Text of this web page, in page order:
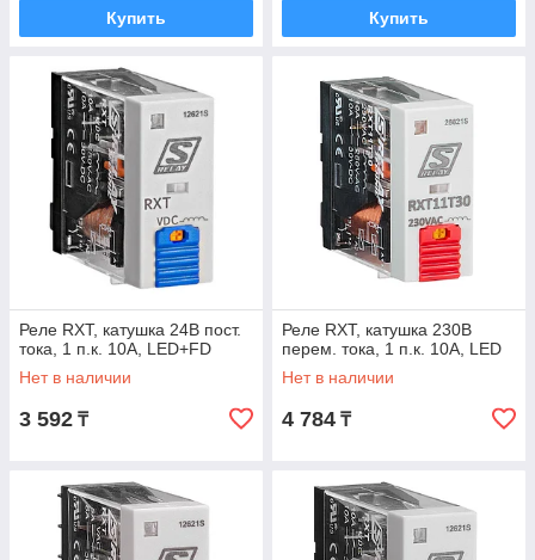
Купить Купить
Реле RXT, катушка 24В пост.
тока, 1 п.к. 10А, LED+FD
Нет в наличии
3 592 ₸
Реле RXT, катушка 230В
перем. тока, 1 п.к. 10А, LED
Нет в наличии
4 784 ₸